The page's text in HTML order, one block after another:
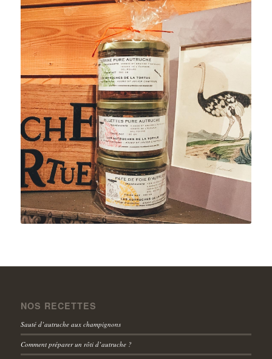
NOS RECETTES
Sauté d’autruche aux champignons
Comment préparer un rôti d’autruche ?